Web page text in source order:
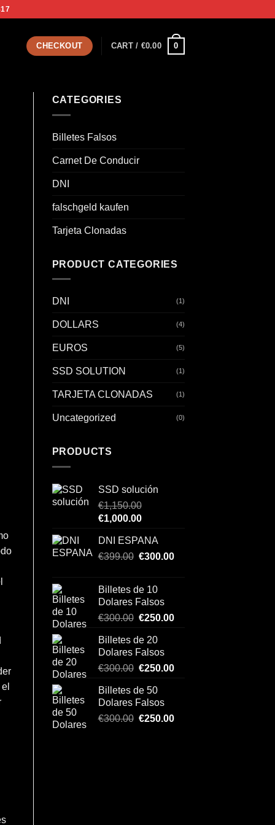
CHECKOUT CART / €0.00 0
CATEGORIES
Billetes Falsos
Carnet De Conducir
DNI
falschgeld kaufen
Tarjeta Clonadas
PRODUCT CATEGORIES
DNI (1)
DOLLARS (4)
EUROS (5)
SSD SOLUTION (1)
TARJETA CLONADAS (1)
Uncategorized (0)
PRODUCTS
SSD solución
€1,150.00
Original
was:
€1,150.00.
€1,000.00Current
is:
€1,000.00.
DNI ESPANA
€399.00 Original
€399.00.
€300.00Current
Billetes de 10
Dolares Falsos
€300.00 Original
was:
€300.00.
€250.00Current
Billetes de 20
Dolares Falsos
€300.00 Original
was:
€300.00.
€250.00Current
Billetes de 50
Dolares Falsos
€300.00 Original
€250.00Current